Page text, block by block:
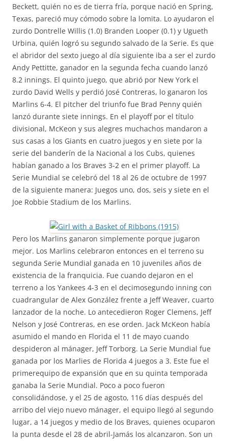
Beckett, quién no es de tierra fría, porque nació en Spring,
Texas, pareció muy cómodo sobre la lomita. Lo ayudaron el
zurdo Dontrelle Willis (1.0) Branden Looper (0.1) y Ugueth
Urbina, quién logró su segundo salvado de la Serie. Es que
el abridor del sexto juego al día siguiente iba a ser el zurdo
Andy Pettitte, ganador en la segunda fecha cuando lanzó
8.2 innings. El quinto juego, que abrió por New York el
zurdo David Wells y perdió José Contreras, lo ganaron los
Marlins 6-4. El pitcher del triunfo fue Brad Penny quién
lanzó durante siete innings. En el playoff por el título
divisional, McKeon y sus alegres muchachos mandaron a
sus casas a los Giants en cuatro juegos y en siete por la
serie del banderín de la Nacional a los Cubs, quienes
habían ganado a los Braves 3-2 en el primer playoff. La
Serie Mundial se celebró del 18 al 26 de octubre de 1997
de la siguiente manera: Juegos uno, dos, seis y siete en el
Joe Robbie Stadium de los Marlins.
Pero los Marlins ganaron simplemente porque jugaron
mejor. Los Marlins celebraron entonces en el terreno su
segunda Serie Mundial ganada en 10 juveniles años de
existencia de la franquicia. Fue cuando dejaron en el
terreno a los Yankees 4-3 en el decimosegundo inning con
cuadrangular de Alex González frente a Jeff Weaver, cuarto
lanzador de la noche. Lo antecedieron Roger Clemens, Jeff
Nelson y José Contreras, en ese orden. Jack McKeon había
asumido el mando en Florida el 11 de mayo cuando
despideron al mánager, Jeff Torborg. La Serie Mundial fue
ganada por los Marlies de Florida 4 juegos a 3. Este fue el
primerequipo de expansión que en su quinta temporada
ganaba la Serie Mundial. Poco a poco fueron
consolidándose, y el 25 de agosto, 116 días después del
arribo del viejo nuevo mánager, el equipo llegó al segundo
lugar, a 14 juegos y medio de los Braves, quienes ocuparon
la punta desde el 28 de abril-Jamás los alcanzaron. Son un